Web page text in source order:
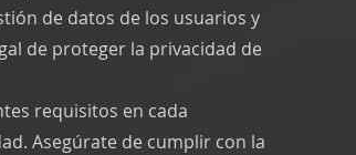
de datos de los usuarios y
de proteger la privacidad de
requisitos en cada
Asegúrate de cumplir con la